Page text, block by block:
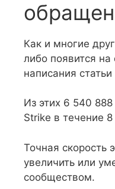
Как и многие
либо появится
написания
Из этих 6 540
Strike в течение 8
Точная скорость
увеличить или
сообществом.